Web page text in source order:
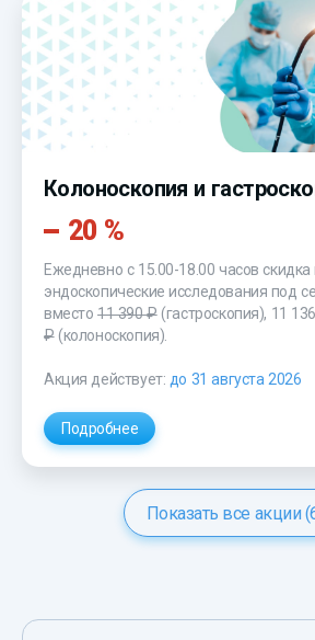
Колоноскопия и
20 %
Ежедневно с 15.00-18.00 часов скидка
эндоскопические исследования под
вместо11 390 ₽(гастроскопия), 11
₽(колоноскопия).
Акция действует: до 31 августа 2026
Подробнее
Показать все акции